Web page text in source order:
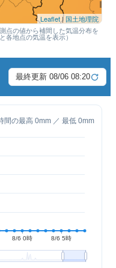
Leaflet|国土地理院
点の値から補間した気温分布を
各地点の気温を表示）
最終更新 08/06 08:20
間の最高 0mm ／ 最低 0mm